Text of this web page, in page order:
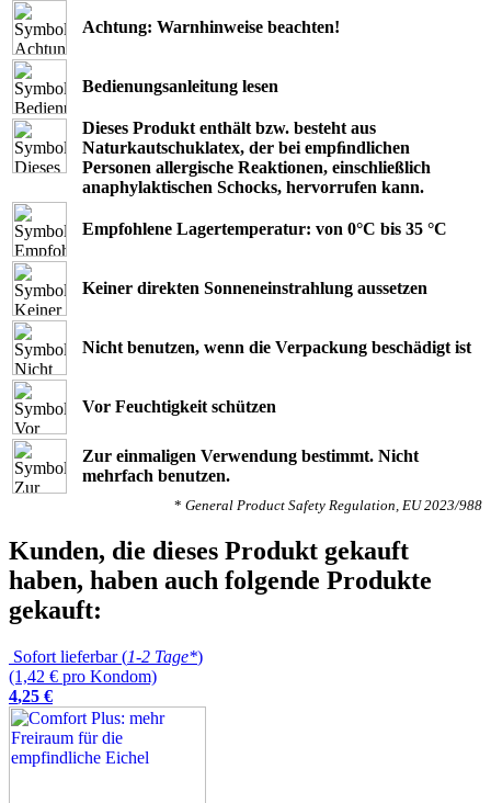
Achtung: Warnhinweise beachten!
Bedienungsanleitung lesen
Dieses Produkt enthält bzw. besteht aus
Naturkautschuklatex, der bei empﬁndlichen
Personen allergische Reaktionen, einschließlich
anaphylaktischen Schocks, hervorrufen kann.
Empfohlene Lagertemperatur: von 0°C bis 35 °C
Keiner direkten Sonneneinstrahlung aussetzen
Nicht benutzen, wenn die Verpackung beschädigt ist
Vor Feuchtigkeit schützen
Zur einmaligen Verwendung bestimmt. Nicht
mehrfach benutzen.
* General Product Safety Regulation, EU 2023/988
Kunden, die dieses Produkt gekauft
haben, haben auch folgende Produkte
gekauft:
Sofort lieferbar (1-2 Tage*)
(1,42 € pro Kondom)
4,25 €